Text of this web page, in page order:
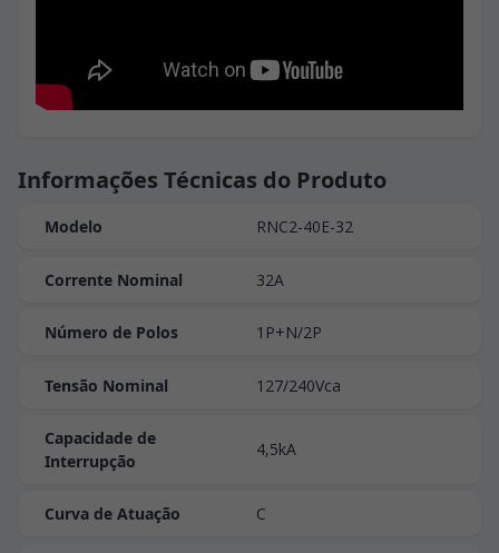
Informações Técnicas do Produto
Modelo RNC2-40E-32
Corrente Nominal 32A
Número de Polos 1P+N/2P
Tensão Nominal 127/240Vca
Capacidade de
Interrupção
4,5kA
Curva de Atuação C